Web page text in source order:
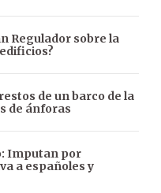
Regulador sobre la
de un barco de la
de ánforas
Imputan por
a españoles y